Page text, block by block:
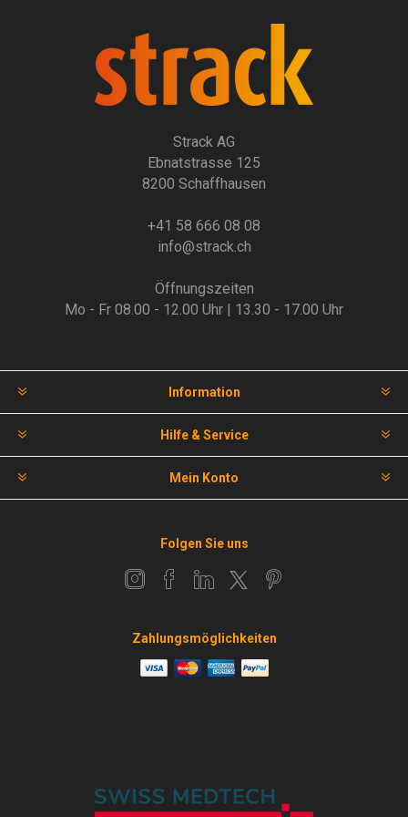
Strack AG
Ebnatstrasse 125
8200 Schaffhausen
+41 58 666 08 08
info@strack.ch
Öffnungszeiten
Mo - Fr 08.00 - 12.00 Uhr | 13.30 - 17.00 Uhr
Information
Hilfe & Service
Mein Konto
Folgen Sie uns
Zahlungsmöglichkeiten